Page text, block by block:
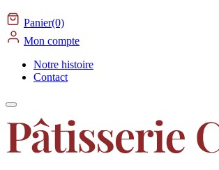
Panier(0)
Mon compte
Notre histoire
Contact